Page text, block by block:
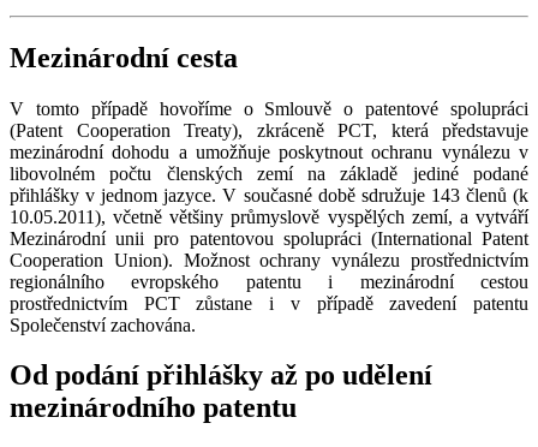
Mezinárodní cesta
V tomto případě hovoříme o Smlouvě o patentové spolupráci
(Patent Cooperation Treaty), zkráceně PCT, která představuje
mezinárodní dohodu a umožňuje poskytnout ochranu vynálezu v
libovolném počtu členských zemí na základě jediné podané
přihlášky v jednom jazyce. V současné době sdružuje 143 členů (k
10.05.2011), včetně většiny průmyslově vyspělých zemí, a vytváří
Mezinárodní unii pro patentovou spolupráci (International Patent
Cooperation Union). Možnost ochrany vynálezu prostřednictvím
regionálního evropského patentu i mezinárodní cestou
prostřednictvím PCT zůstane i v případě zavedení patentu
Společenství zachována.
Od podání přihlášky až po udělení
mezinárodního patentu